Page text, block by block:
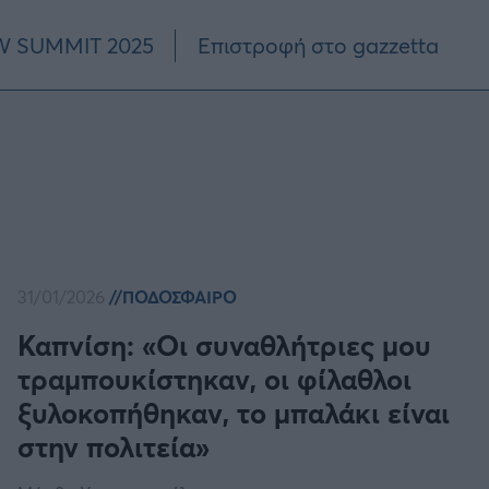
SUMMIT 2025 Επιστροφή στο gazzetta
ΠΟΔΟΣΦΑΙΡΟ
Καπνίση: «Οι συναθλήτριες μου
τραμπουκίστηκαν, οι φίλαθλοι
ξυλοκοπήθηκαν, το μπαλάκι είναι
στην πολιτεία»